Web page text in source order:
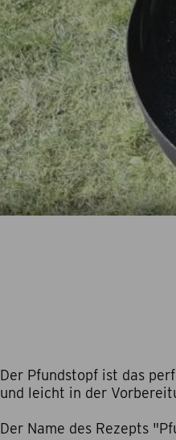
Der Pfundstopf ist das
und leicht in der
Der Name des Rezepts